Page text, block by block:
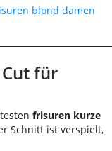
blond damen
für
frisuren kurze
Schnitt ist verspielt,